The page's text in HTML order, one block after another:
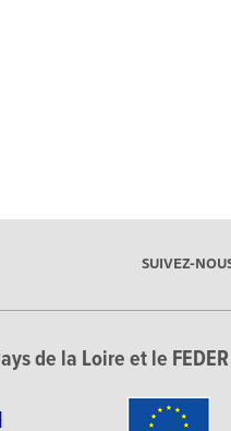
SUIVEZ-
de la Loire et le FEDER